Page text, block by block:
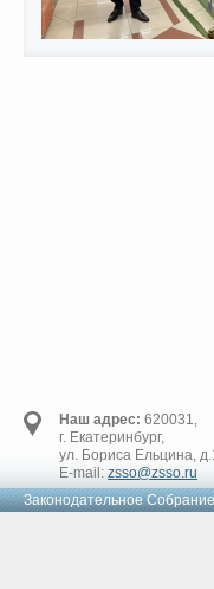
Наш адрес: 620031,
г. Екатеринбург,
ул. Бориса Ельцина,
E-mail: zsso@zsso.ru
Законодательное